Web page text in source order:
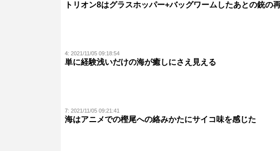
トリオン8はグラスホッパー+バッグワームしたあとの銃の
4: 2021/11/05 09:18:54
単に経験浅いだけの海が癒しにさえ見える
7: 2021/11/05 09:21:41
海はアニメでの樫尾への絡みかたにサイコ味を感じた